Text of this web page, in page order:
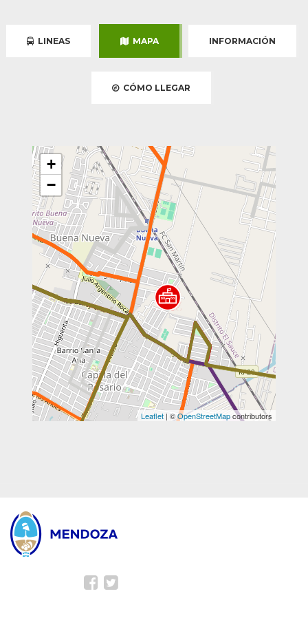
LINEAS MAPA INFORMACIÓN
CÓMO LLEGAR
+
−
Leaflet | ©OpenStreetMapcontributors